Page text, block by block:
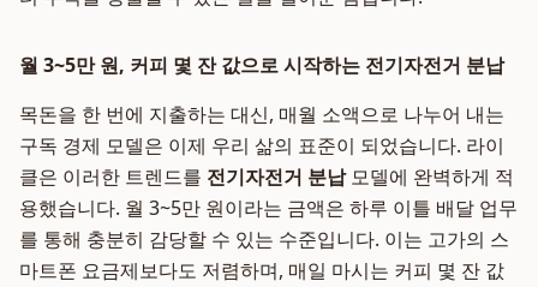
월 3~5만 원, 커피 몇 잔 값으로 시작하는 전기자전거 분납
목돈을 한 번에 지출하는 대신, 매월 소액으로 나누어 내는
구독 경제 모델은 이제 우리 삶의 표준이 되었습니다. 라이
클은 이러한 트렌드를 전기자전거 분납모델에 완벽하게 적
용했습니다. 월 3~5만 원이라는 금액은 하루 이틀 배달 업무
를 통해 충분히 감당할 수 있는 수준입니다. 이는 고가의 스
마트폰 요금제보다도 저렴하며, 매일 마시는 커피 몇 잔 값